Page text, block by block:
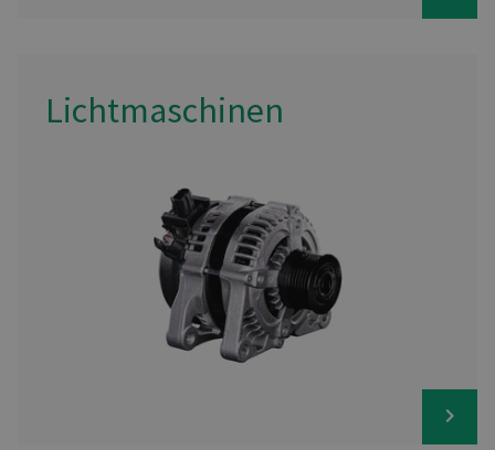
Lichtmaschinen